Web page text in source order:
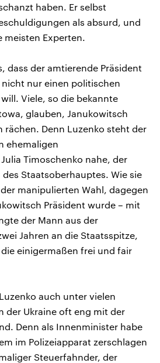
haben. Er selbst
als absurd, und
meisten Experten.
dass der amtierende Präsident
nur einen politischen
Viele, so die bekannte
glauben, Janukowitsch
rächen. Denn Luzenko steht der
ehemaligen
Timoschenko nahe, der
Staatsoberhauptes. Wie sie
manipulierten Wahl, dagegen
Präsident wurde – mit
der Mann aus der
Jahren an die Staatsspitze,
einigermaßen frei und fair
auch unter vielen
der Ukraine oft eng mit der
Denn als Innenminister habe
im Polizeiapparat zerschlagen
Steuerfahnder, der